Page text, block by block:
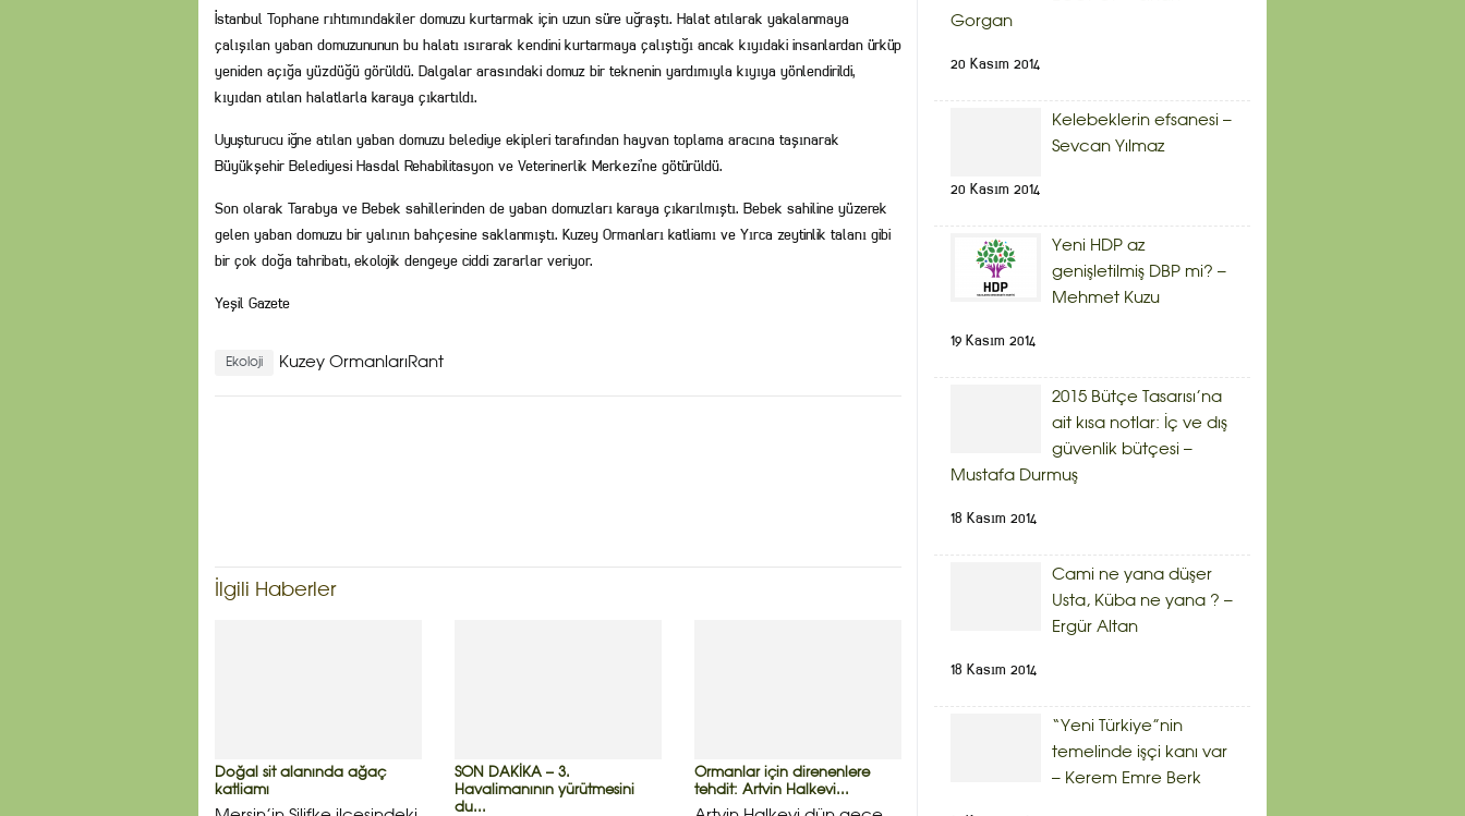
İstanbul Tophane rıhtımındakiler domuzu kurtarmak için uzun süre uğraştı. Halat atılarak yakalanmaya
çalışılan yaban domuzununun bu halatı ısırarak kendini kurtarmaya çalıştığı ancak kıyıdaki insanlardan ürküp
yeniden açığa yüzdüğü görüldü. Dalgalar arasındaki domuz bir teknenin yardımıyla kıyıya yönlendirildi,
kıyıdan atılan halatlarla karaya çıkartıldı.
Uyuşturucu iğne atılan yaban domuzu belediye ekipleri tarafından hayvan toplama aracına taşınarak
Büyükşehir Belediyesi Hasdal Rehabilitasyon ve Veterinerlik Merkezi’ne götürüldü.
Son olarak Tarabya ve Bebek sahillerinden de yaban domuzları karaya çıkarılmıştı. Bebek sahiline yüzerek
gelen yaban domuzu bir yalının bahçesine saklanmıştı. Kuzey Ormanları katliamı ve Yırca zeytinlik talanı gibi
bir çok doğa tahribatı, ekolojik dengeye ciddi zararlar veriyor.
Yeşil Gazete
Ekoloji Kuzey OrmanlarıRant
İlgili Haberler
Doğal sit alanında ağaç
katliamı
SON DAKİKA – 3.
Havalimanının yürütmesini
du...
Ormanlar için direnenlere
tehdit: Artvin Halkevi...
Gorgan
20 Kasım 2014
Kelebeklerin efsanesi –
Sevcan Yılmaz
20 Kasım 2014
Yeni HDP az
genişletilmiş DBP mi? –
Mehmet Kuzu
19 Kasım 2014
2015 Bütçe Tasarısı’na
ait kısa notlar: İç ve dış
güvenlik bütçesi –
Mustafa Durmuş
18 Kasım 2014
Cami ne yana düşer
Usta, Küba ne yana ? –
Ergür Altan
18 Kasım 2014
“Yeni Türkiye”nin
temelinde işçi kanı var
– Kerem Emre Berk